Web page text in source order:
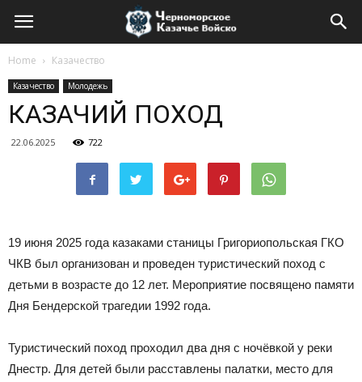
Home Казачество
Казачество Молодежь
КАЗАЧИЙ ПОХОД
22.06.2025 722
19 июня 2025 года казаками станицы Григориопольская ГКО
ЧКВ был организован и проведен туристический поход с
детьми в возрасте до 12 лет. Мероприятие посвящено памяти
Дня Бендерской трагедии 1992 года.
Туристический поход проходил два дня с ночёвкой у реки
Днестр. Для детей были расставлены палатки, место для